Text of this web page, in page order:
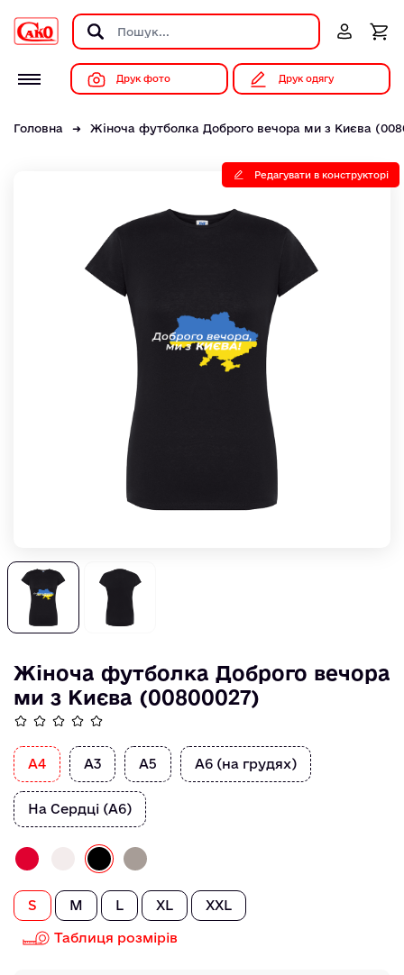
Друк фото Друк одягу
Головна Жіноча футболка Доброго вечора ми з Києва
Редагувати в конструкторі
Жіноча футболка Доброго вечора
ми з Києва (00800027)
А4 А3 А5 А6 (на грудях)
На Сердці (А6)
S M L XL XXL
Таблиця розмірів